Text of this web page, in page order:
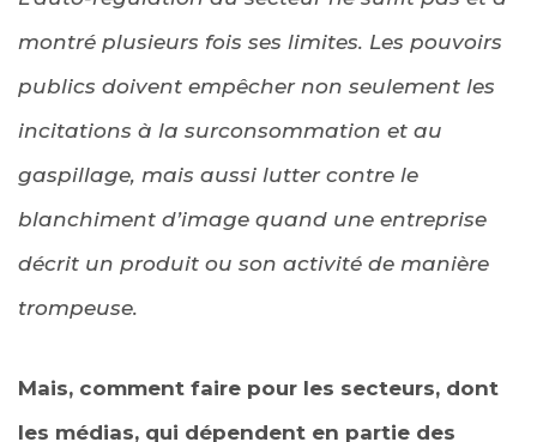
montré plusieurs fois ses limites. Les pouvoirs
publics doivent empêcher non seulement les
incitations à la surconsommation et au
gaspillage, mais aussi lutter contre le
blanchiment d’image quand une entreprise
décrit un produit ou son activité de manière
trompeuse.
Mais, comment faire pour les secteurs, dont
les médias, qui dépendent en partie des